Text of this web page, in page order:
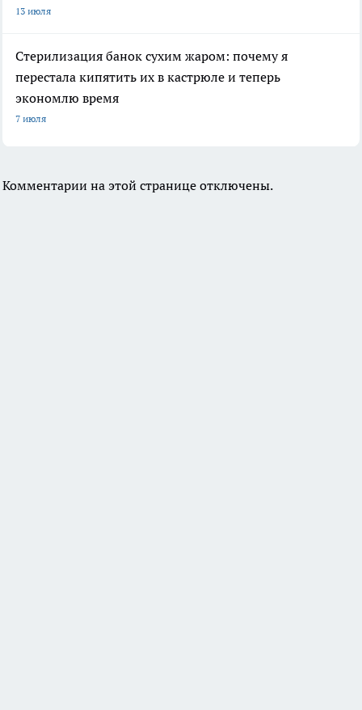
13 июля
Стерилизация банок сухим жаром: почему я
перестала кипятить их в кастрюле и теперь
экономлю время
7 июля
Комментарии на этой странице отключены.